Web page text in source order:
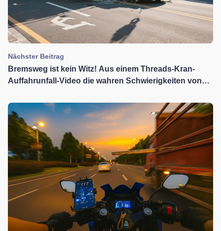
Nächster Beitrag
Bremsweg ist kein Witz! Aus einem Threads-Kran-
Auffahrunfall-Video die wahren Schwierigkeiten von